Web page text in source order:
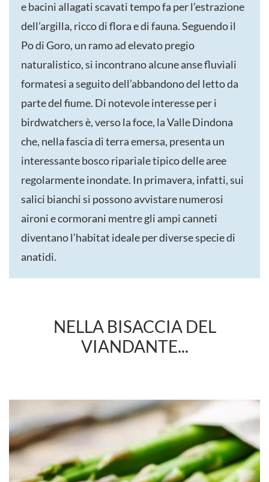
e bacini allagati scavati tempo fa per l’estrazione
dell’argilla, ricco di flora e di fauna. Seguendo il
Po di Goro, un ramo ad elevato pregio
naturalistico, si incontrano alcune anse fluviali
formatesi a seguito dell’abbandono del letto da
parte del fiume. Di notevole interesse per i
birdwatchers è, verso la foce, la Valle Dindona
che, nella fascia di terra emersa, presenta un
interessante bosco ripariale tipico delle aree
regolarmente inondate. In primavera, infatti, sui
salici bianchi si possono avvistare numerosi
aironi e cormorani mentre gli ampi canneti
diventano l’habitat ideale per diverse specie di
anatidi.
NELLA BISACCIA DEL
VIANDANTE...